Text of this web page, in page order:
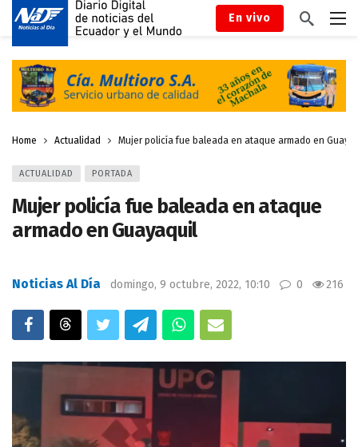
En vivo
Home Actualidad Mujer policía fue baleada en ataque armado en
ACTUALIDAD PORTADA
Mujer policía fue baleada en ataque
armado en Guayaquil
Noticias Al Día domingo, 9 octubre, 2022, 10:10 0 216